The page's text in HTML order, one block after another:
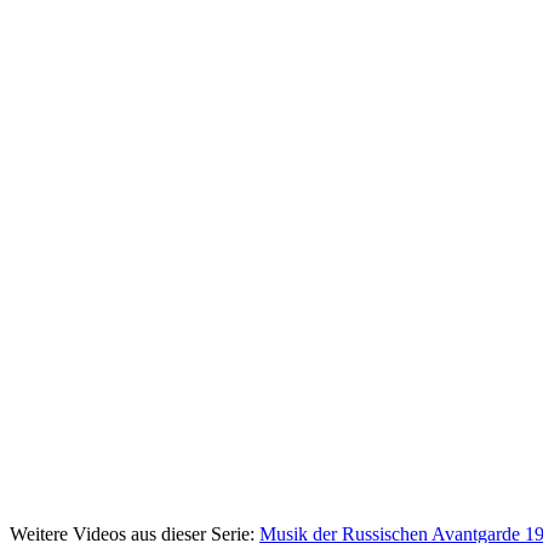
Weitere Videos aus dieser Serie: Musik der Russischen Avantgarde